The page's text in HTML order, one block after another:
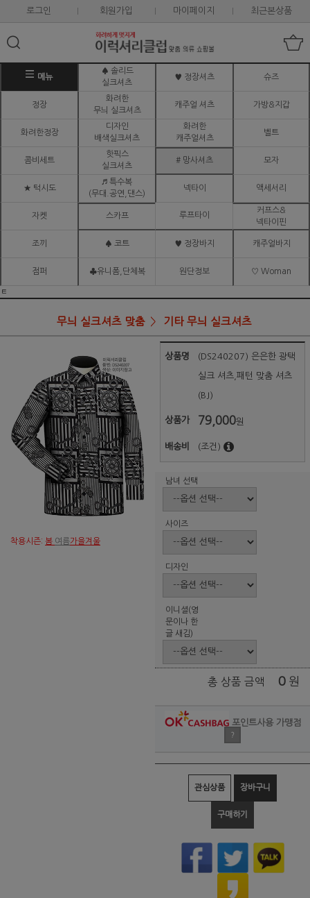
로그인 회원가입 마이페이지 최근본상품
메뉴
♠ 솔리드
실크셔츠
♥ 정장셔츠 슈즈
정장
화려한
무늬 실크셔츠
캐주얼 셔츠 가방&지갑
화려한정장
디자인
배색실크셔츠
화려한
캐주얼셔츠
벨트
콤비세트
핫픽스
실크셔츠
# 망사셔츠 모자
★ 턱시도
♬ 특수복
(무대.공연,댄스)
넥타이 액세서리
자켓 스카프 루프타이
커프스&
넥타이핀
조끼 ♠ 코트 ♥ 정장바지 캐주얼바지
점퍼 ♣유니폼,단체복 원단정보 ♡ Woman
ㅌ
무늬 실크셔츠 맞춤 기타 무늬 실크셔츠
착용시즌: 봄 여름 가을겨울
상품명 (DS240207) 은은한 광택
실크 셔츠,패턴 맞춤 셔츠
(BJ)
상품가 79,000원
배송비 (조건)
남녀 선택
사이즈
디자인
이니셜(영
문이나 한
글 새김)
총 상품 금액 0 원
포인트사용 가맹점
?
관심상품 장바구니
구매하기